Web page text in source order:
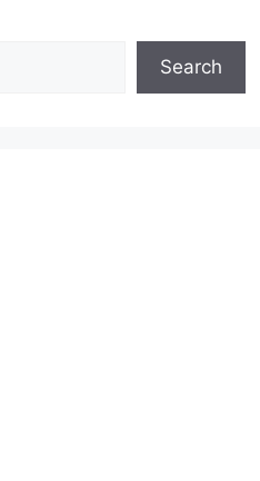
Search